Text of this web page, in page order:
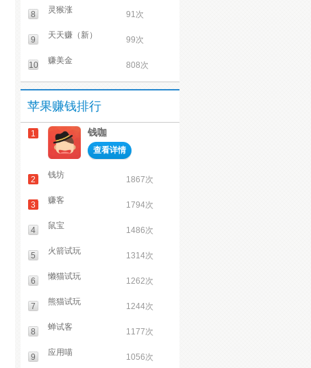
8 灵猴涨 91次
9 天天赚（新） 99次
10 赚美金 808次
苹果赚钱排行
1 钱咖
查看详情
2 钱坊 1867次
3 赚客 1794次
4 鼠宝 1486次
5 火箭试玩 1314次
6 懒猫试玩 1262次
7 熊猫试玩 1244次
8 蝉试客 1177次
9 应用喵 1056次